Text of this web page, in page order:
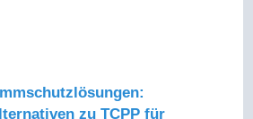
zu TCPP für